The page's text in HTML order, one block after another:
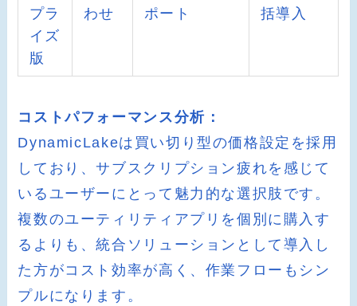
プラ
イズ
版
わせ
ポート
括導入
コストパフォーマンス分析：
DynamicLakeは買い切り型の価格設定を採用
しており、サブスクリプション疲れを感じて
いるユーザーにとって魅力的な選択肢です。
複数のユーティリティアプリを個別に購入す
るよりも、統合ソリューションとして導入し
た方がコスト効率が高く、作業フローもシン
プルになります。